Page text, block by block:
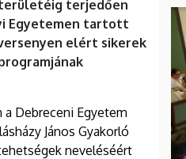
terjedően
Egyetemen tartott
elért sikerek
Debreceni Egyetem
János Gyakorló
neveléséért